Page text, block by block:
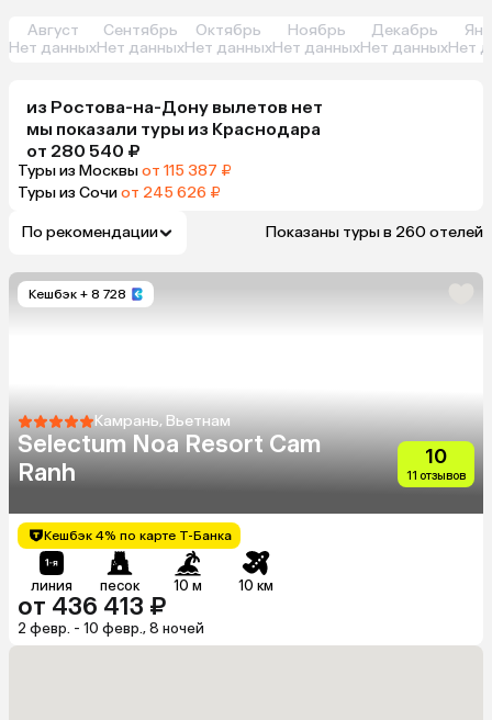
Август
Нет данных
Сентябрь
Нет данных
Октябрь
Нет данных
Ноябрь
Нет данных
Декабрь
Нет данныхНет
из Ростова-на-Дону вылетов нет
мы показали туры из Краснодара
от 280 540 ₽
Туры из Москвыот 115 387 ₽
Туры из Сочиот 245 626 ₽
По рекомендации Показаны туры в 260 отелей
Кешбэк + 8 728
Камрань, Вьетнам
Selectum Noa Resort Cam
Ranh
10
11 отзывов
Кешбэк 4% по карте Т-Банка
линия песок 10 м 10 км
от 436 413 ₽
2 февр. - 10 февр., 8 ночей